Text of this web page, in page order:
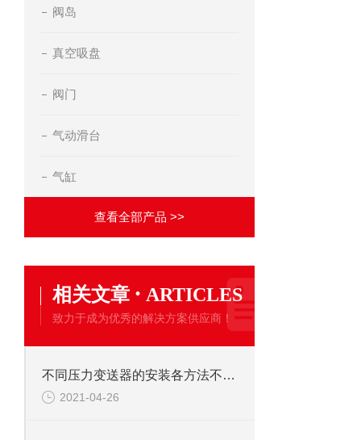
阀岛
真空吸盘
阀门
气动滑台
气缸
查看全部产品 >>
相关文章 · ARTICLES
致力于成为优秀的解决方案供应商！
不同压力变送器的安装各方法不同，又有哪些注意事项
2021-04-26